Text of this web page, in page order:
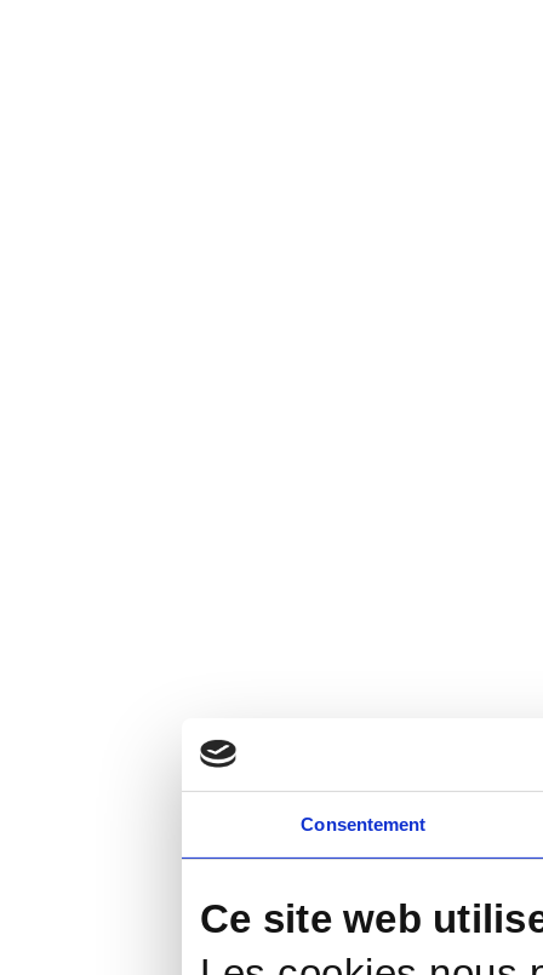
Consentement
Ce site web